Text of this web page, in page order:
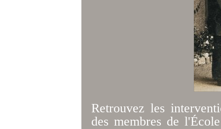
Retrouvez les
des membres de